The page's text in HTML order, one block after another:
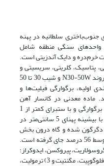
در 16 کیلومتری جنوب‌باختری سلطانیه در پهنه
واحدهای سنگی منطقه شامل
خرم‌دره و دایک آندزیتی است.
پتاسیک، کلریتی، سریسیتی و
کوارتز- کربناتی هستند. کانه‌زایی با روند N30-50W و شیب 30 تا 50
اولیه، برگوارگی فیلیت‌ها و
ماده معدنی در کانسار آهن
باشکند، بیشتر به‌صورت هم‌روند با برگوارگی و با ستبرای کمتر از 1
سانتی‌متر الی 7 تا 8 متر و نوارهایی با بیشینه پهنای 5 سانتی‌متر در
دگرگون شده و گاه درون بخش
کربناتی تبلور دوباره یافته با عیار متوسط 56 درصد جای گرفته است.
کانی‌شناختی منطقه شامل 1) گروسولاریت، پیروکسن، ایدوکراز؛
2) آندرادیت، پیروکسن، فورستریت، فلوگوپیت، مگنتیت و 3) ترمولیت،